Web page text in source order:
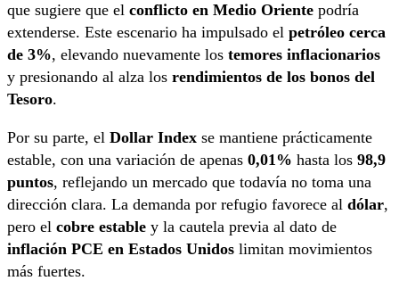
que sugiere que el conflicto en Medio Oriente podría
extenderse. Este escenario ha impulsado el petróleo cerca
de 3%, elevando nuevamente los temores inflacionarios
y presionando al alza los rendimientos de los bonos del
Tesoro.
Por su parte, el Dollar Index se mantiene prácticamente
estable, con una variación de apenas 0,01% hasta los 98,9
puntos, reflejando un mercado que todavía no toma una
dirección clara. La demanda por refugio favorece al dólar,
pero el cobre estable y la cautela previa al dato de
inflación PCE en Estados Unidos limitan movimientos
más fuertes.